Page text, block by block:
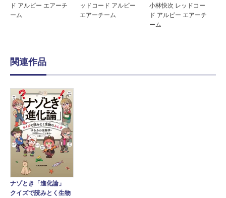
ド アルビー エアーチ
ーム
ッドコード アルビー
エアーチーム
小林快次 レッドコー
ド アルビー エアーチ
ーム
関連作品
ナゾとき「進化論」
クイズで読みとく生物